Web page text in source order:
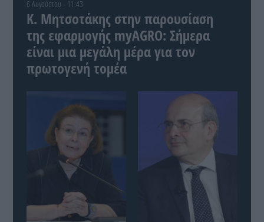
6 Αυγούστου - 11:43
Κ. Μητσοτάκης στην παρουσίαση
της εφαρμογής myAGRO: Σήμερα
είναι μια μεγάλη μέρα για τον
πρωτογενή τομέα